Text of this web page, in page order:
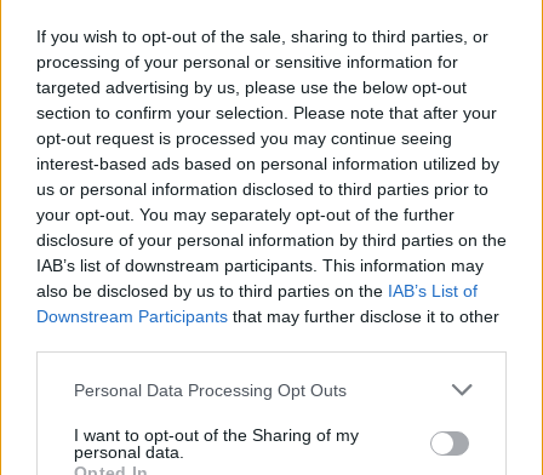
If you wish to opt-out of the sale, sharing to third parties, or
processing of your personal or sensitive information for
targeted advertising by us, please use the below opt-out
section to confirm your selection. Please note that after your
opt-out request is processed you may continue seeing
interest-based ads based on personal information utilized by
us or personal information disclosed to third parties prior to
your opt-out. You may separately opt-out of the further
disclosure of your personal information by third parties on the
IAB’s list of downstream participants. This information may
also be disclosed by us to third parties on the IAB’s List of
Downstream Participants that may further disclose it to other
Please note that this website/app uses one or more Google
not limited to your visit or usage behaviour. You may click to
grant or deny consent to Google and its third-party tags to
Personal Data Processing Opt Outs
I want to opt-out of the Sharing of my
personal data.